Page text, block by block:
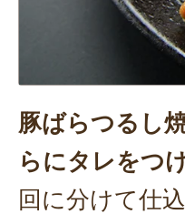
豚ばらつるし
らにタレをつ
回に分けて仕